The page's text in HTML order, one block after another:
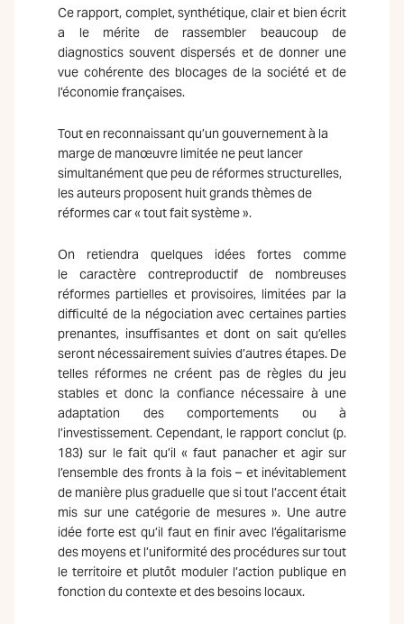
Ce rapport, complet, synthétique, clair et bien écrit
a le mérite de rassembler beaucoup de
diagnostics souvent dispersés et de donner une
vue cohérente des blocages de la société et de
l’économie françaises.
Tout en reconnaissant qu’un gouvernement à la
marge de manœuvre limitée ne peut lancer
simultanément que peu de réformes structurelles,
les auteurs proposent huit grands thèmes de
réformes car « tout fait système ».
On retiendra quelques idées fortes comme
le caractère contreproductif de nombreuses
réformes partielles et provisoires, limitées par la
difficulté de la négociation avec certaines parties
prenantes, insuffisantes et dont on sait qu’elles
seront nécessairement suivies d’autres étapes. De
telles réformes ne créent pas de règles du jeu
stables et donc la confiance nécessaire à une
adaptation des comportements ou à
l’investissement. Cependant, le rapport conclut (p.
183) sur le fait qu’il « faut panacher et agir sur
l’ensemble des fronts à la fois – et inévitablement
de manière plus graduelle que si tout l’accent était
mis sur une catégorie de mesures ». Une autre
idée forte est qu’il faut en finir avec l’égalitarisme
des moyens et l’uniformité des procédures sur tout
le territoire et plutôt moduler l’action publique en
fonction du contexte et des besoins locaux.